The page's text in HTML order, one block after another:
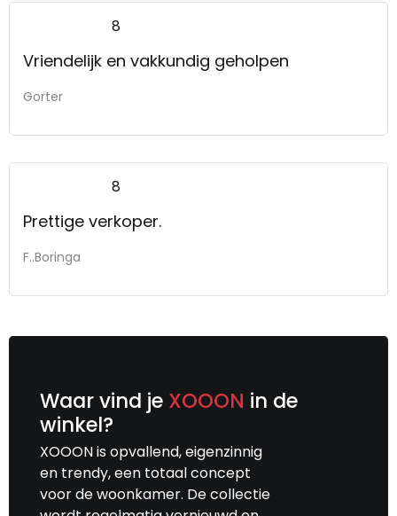
8
Vriendelijk en vakkundig geholpen
Gorter
8
Prettige verkoper.
F..Boringa
Waar vind je XOOON in de
winkel?
XOOON is opvallend, eigenzinnig
en trendy, een totaal concept
voor de woonkamer. De collectie